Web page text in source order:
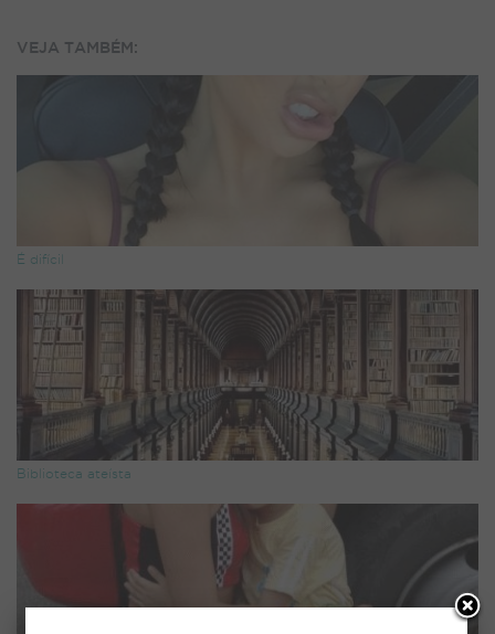
VEJA TAMBÉM:
É difícil
Biblioteca ateísta